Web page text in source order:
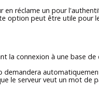
en réclame un pour
option peut être utile pour
la connexion à une base de
demandera
le serveur veut un mot de